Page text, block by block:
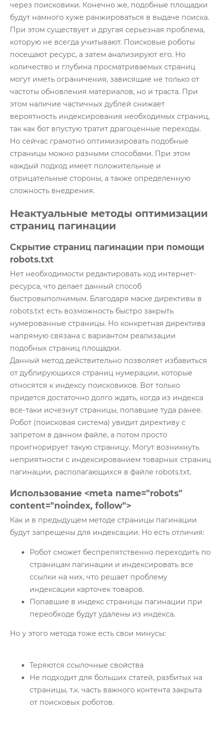
через поисковики. Конечно же, подобные площадки
будут намного хуже ранжироваться в выдаче поиска.
При этом существует и другая серьезная проблема,
которую не всегда учитывают. Поисковые роботы
посещают ресурс, а затем анализируют его. Но
количество и глубина просматриваемых страниц
могут иметь ограничения, зависящие не только от
частоты обновления материалов, но и траста. При
этом наличие частичных дублей снижает
вероятность индексирования необходимых страниц,
так как бот впустую тратит драгоценные переходы.
Но сейчас грамотно оптимизировать подобные
страницы можно разными способами. При этом
каждый подход имеет положительные и
отрицательные стороны, а также определенную
сложность внедрения.
Неактуальные методы оптимизации
страниц пагинации
Скрытие страниц пагинации при помощи
robots.txt
Нет необходимости редактировать код интернет-
ресурса, что делает данный способ
быстровыполнимым. Благодаря маске директивы в
robots.txt есть возможность быстро закрыть
нумерованные страницы. Но конкретная директива
напрямую связана с вариантом реализации
подобных страниц площадки.
Данный метод действительно позволяет избавиться
от дублирующихся страниц нумерации, которые
относятся к индексу поисковиков. Вот только
придется достаточно долго ждать, когда из индекса
все-таки исчезнут страницы, попавшие туда ранее.
Робот (поисковая система) увидит директиву с
запретом в данном файле, а потом просто
проигнорирует такую страницу. Могут возникнуть
неприятности с индексированием товарных страниц
пагинации, располагающихся в файле robots.txt.
Использование <meta name="robots"
content="noindex, follow">
Как и в предыдущем методе страницы пагинации
будут запрещены для индексации. Но есть отличия:
Робот сможет беспрепятственно переходить по
страницам пагинации и индексировать все
ссылки на них, что решает проблему
индексации карточек товаров.
Попавшие в индекс страницы пагинации при
переобходе будут удалены из индекса.
Но у этого метода тоже есть свои минусы:
Теряются ссылочные свойства
Не подходит для больших статей, разбитых на
страницы, т.к. часть важного контента закрыта
от поисковых роботов.